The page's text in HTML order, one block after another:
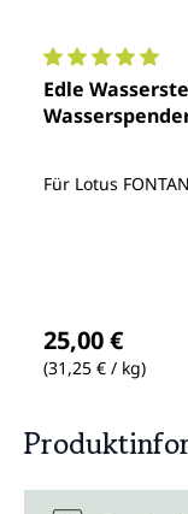
Edle
Für Lotus
25,00 €
(31,25 € / kg)